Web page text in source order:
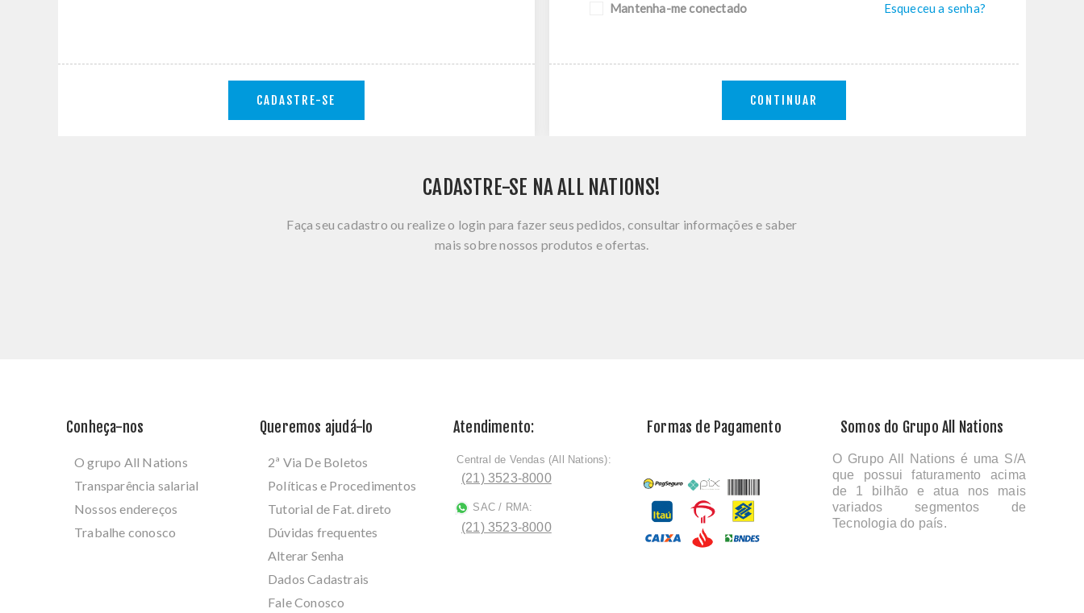
CADASTRE-SE
Mantenha-me conectado Esqueceu a senha?
CONTINUAR
CADASTRE-SE NA ALL NATIONS!
Faça seu cadastro ou realize o login para fazer seus pedidos, consultar informações e saber
mais sobre nossos produtos e ofertas.
Conheça-nos
O grupo All Nations
Transparência salarial
Nossos endereços
Trabalhe conosco
Queremos ajudá-lo
2ª Via De Boletos
Políticas e Procedimentos
Tutorial de Fat. direto
Dúvidas frequentes
Alterar Senha
Dados Cadastrais
Fale Conosco
Atendimento:
ﾠCentral de Vendas (All Nations):
(21) 3523-8000
SAC / RMA:
(21) 3523-8000
Formas de Pagamento Somos do Grupo All Nations
O Grupo All Nations é uma S/A
que possui faturamento acima
de 1 bilhão e atua nos mais
variados segmentos de
Tecnologia do país.